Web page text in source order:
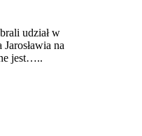
udział w
na
jest…..